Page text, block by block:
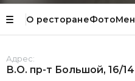
О ресторанеФото
Адрес:
В.О. пр-т Большой, 16/